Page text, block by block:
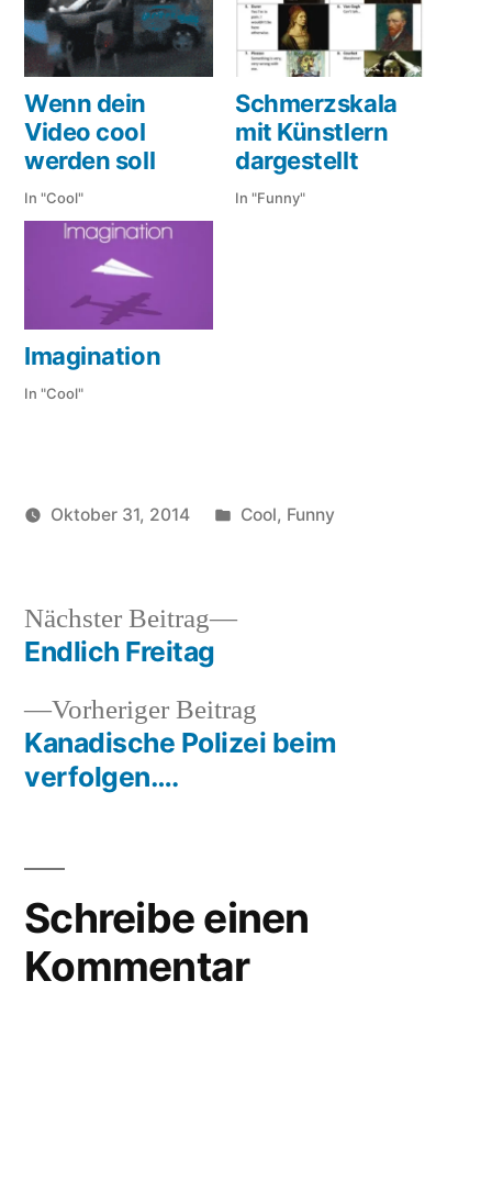
Wenn dein
Video cool
werden soll
In "Cool"
Schmerzskala
mit Künstlern
dargestellt
In "Funny"
Imagination
In "Cool"
Oktober 31, 2014
Veröffentlicht
Cool, Funny
Beitragsnavigation
Vorheriger Beitrag
Beitrag:
Kanadische Polizei beim
verfolgen….
Nächster Beitrag
Nächster
Endlich Freitag
Schreibe einen
Kommentar